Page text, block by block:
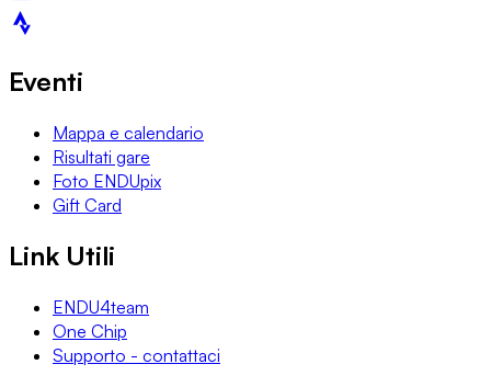
Eventi
Mappa e calendario
Risultati gare
Foto ENDUpix
Gift Card
Link Utili
ENDU4team
One Chip
Supporto - contattaci